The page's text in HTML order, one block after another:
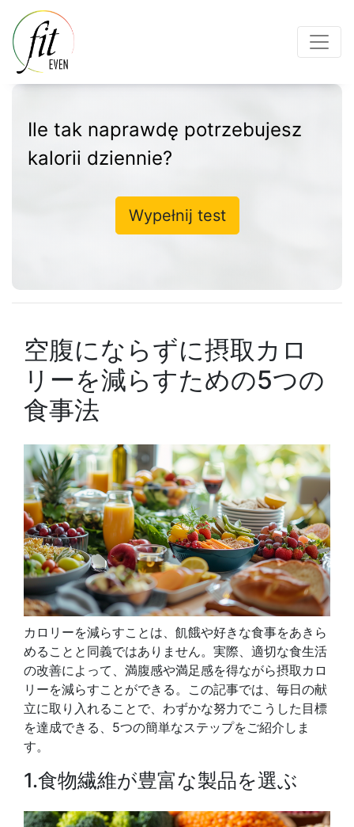
Ile tak naprawdę potrzebujesz
kalorii dziennie?
Wypełnij test
空腹にならずに摂取カロ
リーを減らすための5つの
食事法
カロリーを減らすことは、飢餓や好きな食事をあきら
めることと同義ではありません。実際、適切な食生活
の改善によって、満腹感や満足感を得ながら摂取カロ
リーを減らすことができる。この記事では、毎日の献
立に取り入れることで、わずかな努力でこうした目標
を達成できる、5つの簡単なステップをご紹介しま
す。
1.食物繊維が豊富な製品を選ぶ